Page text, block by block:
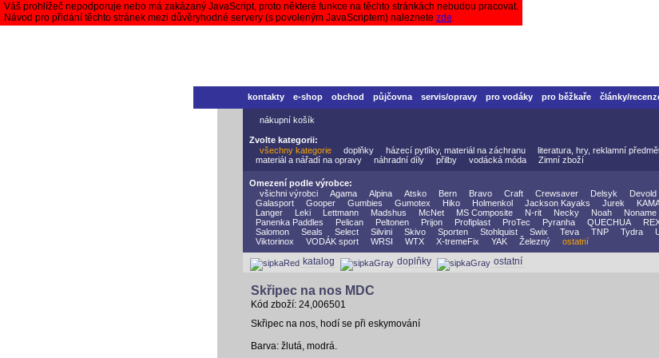
Váš prohlížeč nepodporuje nebo má zakázaný JavaScript, proto některé funkce na těchto stránkách nebudou pracovat.
Návod pro přidání těchto stránek mezi důvěryhodné servery (s povoleným JavaScriptem) naleznete zde.
kontakty e-shop obchod půjčovna servis/opravy pro vodáky pro běžkaře články/
nákupní košík
Zvolte kategorii:
všechny kategorie
doplňky házecí pytlíky, materiál na záchranu literatura, hry, reklamní
materiál a nářadí na opravy
náhradní díly přilby vodácká móda Zimní zboží
Omezení podle výrobce:
všichni výrobci
Agama Alpina Atsko Bern Bravo Craft Crewsaver Delsyk Devold
Galasport
Gooper Gumbies Gumotex Hiko Holmenkol Jackson Kayaks Jurek
Langer
Leki Lettmann Madshus McNet MS Composite N-rit Necky Noah Noname
Panenka Paddles
Pelican Peltonen Prijon Profiplast ProTec Pyranha QUECHUA
Salomon
Seals Select Silvini Skivo Sporten Stohlquist Swix Teva TNP Tydra
Viktorinox
VODÁK sport WRSI WTX X-tremeFix YAK Železný ostatní
katalog doplňky ostatní
Skřipec na nos MDC
Kód zboží: 24,006501
Skřipec na nos, hodí se při eskymování
Barva: žlutá, modrá.